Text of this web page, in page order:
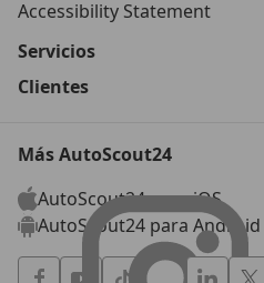
Accessibility Statement
Servicios
Clientes
Más AutoScout24
AutoScout24 para iOS
AutoScout24 para Android